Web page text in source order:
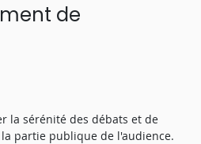
de
la sérénité des débats et de
partie publique de l'audience.